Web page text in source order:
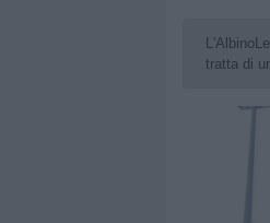
tratta di